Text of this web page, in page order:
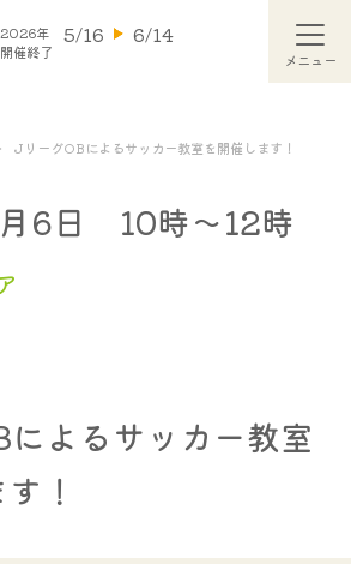
2026年 5/16 6/14
開催終了
JリーグOBによるサッカー教室を開催します！
6日 10時～12時
よるサッカー教室
！